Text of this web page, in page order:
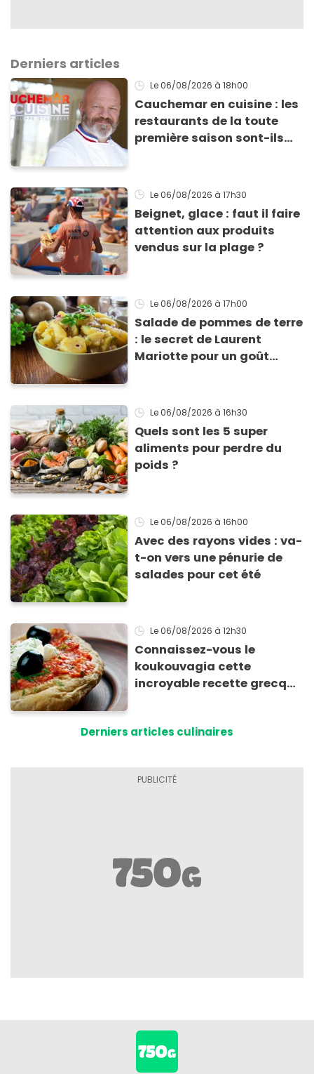
Derniers articles
Le 06/08/2026 à 18h00
Cauchemar en cuisine : les
restaurants de la toute
première saison sont-ils
Le 06/08/2026 à 17h30
Beignet, glace : faut il faire
attention aux produits
vendus sur la plage ?
Le 06/08/2026 à 17h00
Salade de pommes de terre
: le secret de Laurent
Mariotte pour un goût
Le 06/08/2026 à 16h30
Quels sont les 5 super
aliments pour perdre du
poids ?
Le 06/08/2026 à 16h00
Avec des rayons vides : va-
t-on vers une pénurie de
salades pour cet été
Le 06/08/2026 à 12h30
Connaissez-vous le
koukouvagia cette
incroyable recette grecque
Derniers articles culinaires